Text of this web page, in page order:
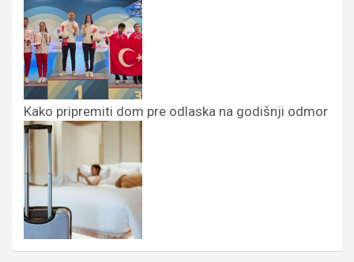
Kako pripremiti dom pre odlaska na godišnji odmor